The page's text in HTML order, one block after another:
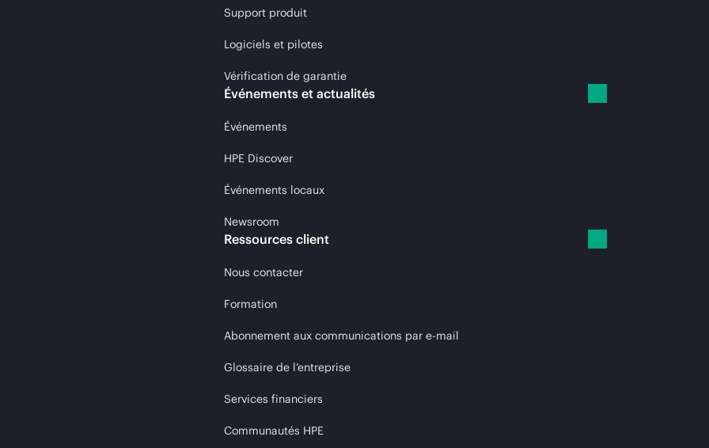
Support produit
Logiciels et pilotes
Vérification de garantie
Événements et actualités
Événements
HPE Discover
Événements locaux
Newsroom
Ressources client
Nous contacter
Formation
Abonnement aux communications par e-mail
Glossaire de l’entreprise
Services financiers
Communautés HPE